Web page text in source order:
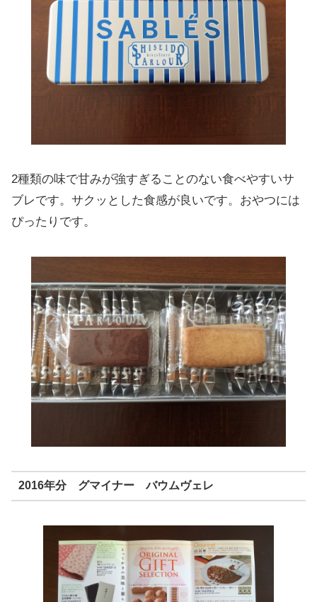
2種類の味で甘みが強すぎることのない食べやすいサ
ブレです。サクッとした食感が良いです。おやつには
ぴったりです。
2016年分 グマイナー バウムヴェレ